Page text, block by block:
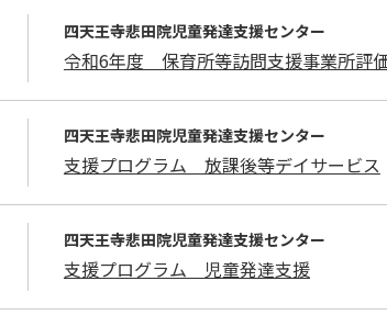
四天王寺悲⽥院児童発達⽀援センター
令和6年度 保育所等訪問支援事業所評
四天王寺悲⽥院児童発達⽀援センター
支援プログラム 放課後等デイサービス
四天王寺悲⽥院児童発達⽀援センター
支援プログラム 児童発達支援